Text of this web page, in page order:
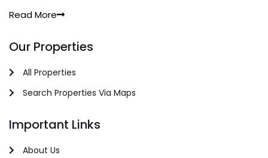
Read More
Our Properties
All Properties
Search Properties Via Maps
Important Links
About Us